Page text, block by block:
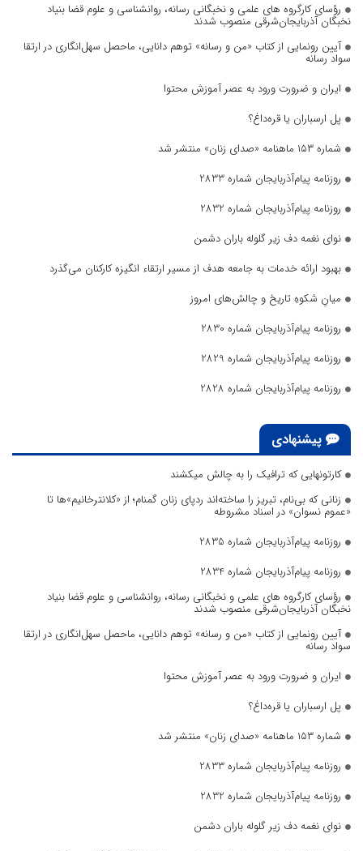
رؤسای کارگروه های علمی و نخبگانی رسانه، روانشناسی و علوم قضا بنیاد
نخبگان آذربایجان‌شرقی منصوب شدند
آیین رونمایی از کتاب «من و رسانه» توهم دانایی، ماحصل سهل‌انگاری در ارتقا
سواد رسانه
ایران و ضرورت ورود به عصر آموزش محتوا
پل ارسباران یا قره‌داغ؟
شماره ۱۵۳ ماهنامه «صدای زنان» منتشر شد
روزنامه پیام‌آذربایجان شماره 2833
روزنامه پیام‌آذربایجان شماره 2832
نوای نغمه دف زیر گلوله باران دشمن
بهبود ارائه خدمات به جامعه هدف از مسیر ارتقاء انگیزه کارکنان می‌گذرد
میانِ شکوهِ تاریخ و چالش‌های امروز
روزنامه پیام‌آذربایجان شماره 2830
روزنامه پیام‌آذربایجان شماره 2829
روزنامه پیام‌آذربایجان شماره 2828
پیشنهادی
کارتونهایی که ترافیک را به چالش میکشند
زنانی که بی‌نام، تبریز را ساخته‌اند ردپای زنان گمنام؛ از «کلانترخانیم»ها تا
«عموم نسوان» در اسناد مشروطه
روزنامه پیام‌آذربایجان شماره 2835
روزنامه پیام‌آذربایجان شماره 2834
رؤسای کارگروه های علمی و نخبگانی رسانه، روانشناسی و علوم قضا بنیاد
نخبگان آذربایجان‌شرقی منصوب شدند
آیین رونمایی از کتاب «من و رسانه» توهم دانایی، ماحصل سهل‌انگاری در ارتقا
سواد رسانه
ایران و ضرورت ورود به عصر آموزش محتوا
پل ارسباران یا قره‌داغ؟
شماره ۱۵۳ ماهنامه «صدای زنان» منتشر شد
روزنامه پیام‌آذربایجان شماره 2833
روزنامه پیام‌آذربایجان شماره 2832
نوای نغمه دف زیر گلوله باران دشمن